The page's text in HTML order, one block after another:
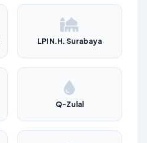
LPI N.H. Surabaya
Q-Zulal